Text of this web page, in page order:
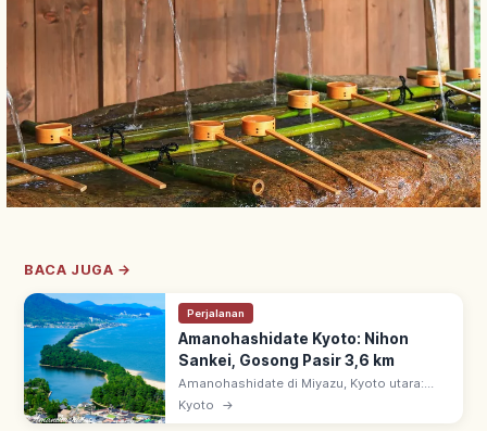
BACA JUGA →
Perjalanan
Amanohashidate Kyoto: Nihon
Sankei, Gosong Pasir 3,6 km
Amanohashidate di Miyazu, Kyoto utara:
salah satu Nihon Sankei. Gosong pasir 3,6
km, ~6.700 pinus memisahkan Teluk Miyazu
Kyoto →